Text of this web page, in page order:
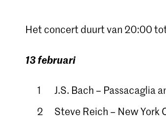
Het concert duurt van 20:00
13 februari
J.S. Bach – Passacaglia
Steve Reich – New York